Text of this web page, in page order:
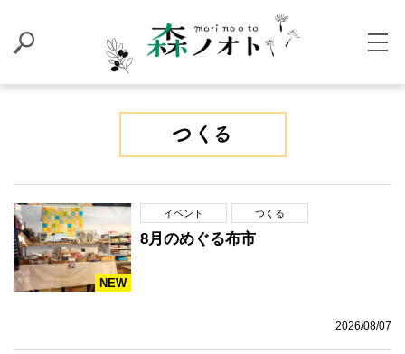
NEW
イベント つくる
8月のめぐる布市
2026/08/07